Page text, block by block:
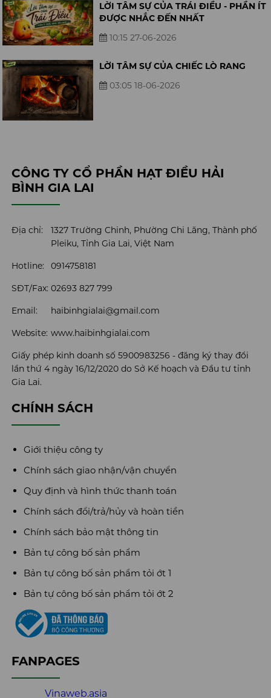
LỜI TÂM SỰ CỦA TRÁI ĐIỀU - PHẦN ÍT
ĐƯỢC NHẮC ĐẾN NHẤT
10:15 27-06-2026
LỜI TÂM SỰ CỦA CHIẾC LÒ RANG
03:05 18-06-2026
CÔNG TY CỔ PHẦN HẠT ĐIỀU HẢI
BÌNH GIA LAI
Địa chỉ:
1327 Trường Chinh, Phường Chi Lăng, Thành phố
Pleiku, Tỉnh Gia Lai, Việt Nam
Hotline: 0914758181
SĐT/Fax: 02693 827 799
Email: haibinhgialai@gmail.com
Website: www.haibinhgialai.com
Giấy phép kinh doanh số 5900983256 - đăng ký thay đổi
lần thứ 4 ngày 16/12/2020 do Sở Kế hoạch và Đầu tư tỉnh
Gia Lai.
CHÍNH SÁCH
Giới thiệu công ty
Chính sách giao nhận/vận chuyển
Quy định và hình thức thanh toán
Chính sách đổi/trả/hủy và hoàn tiền
Chính sách bảo mật thông tin
Bản tự công bố sản phẩm
Bản tự công bố sản phẩm tỏi ớt 1
Bản tự công bố sản phẩm tỏi ớt 2
FANPAGES
Vinaweb.asia